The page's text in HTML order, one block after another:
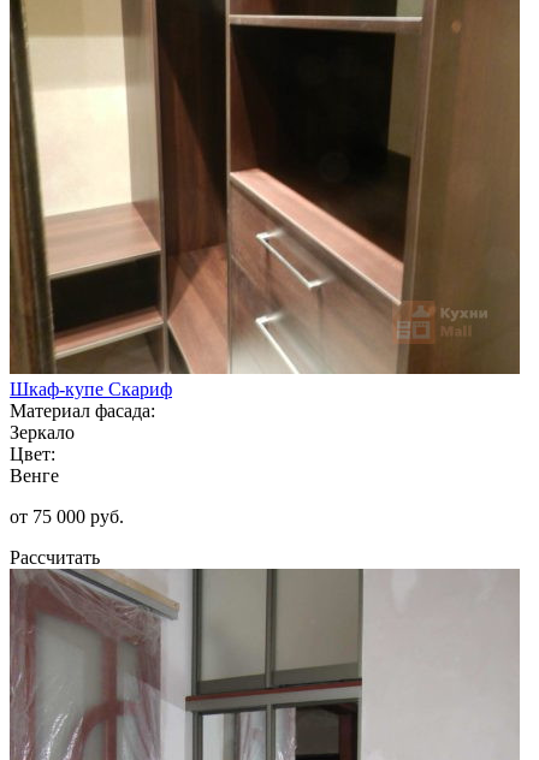
Шкаф-купе Скариф
Материал фасада:
Зеркало
Цвет:
Венге
от 75 000 руб.
Рассчитать